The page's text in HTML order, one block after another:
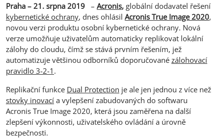
Praha – 21. srpna 2019 – Acronis, globální dodavatel řešení
kybernetické ochrany, dnes ohlásil Acronis True Image 2020,
novou verzi produktu osobní kybernetické ochrany. Nová
verze umožňuje uživatelům automaticky replikovat lokální
zálohy do cloudu, čímž se stává prvním řešením, jež
automatizuje většinou odborníků doporučované zálohovací
pravidlo 3-2-1 .
Replikační funkce Dual Protection je ale jen jednou z více než
stovky inovací a vylepšení zabudovaných do softwaru
Acronis True Image 2020, která jsou zaměřena na další
zlepšení výkonnosti, uživatelského ovládání a úrovně
bezpečnosti.